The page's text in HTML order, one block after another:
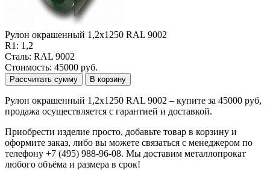
Рулон окрашенный 1,2х1250 RAL 9002
R1: 1,2
Сталь: RAL 9002
Стоимость: 45000 руб.
Рассчитать сумму В корзину
Рулон окрашенный 1,2х1250 RAL 9002 – купите за 45000 руб,
продажа осуществляется с гарантией и доставкой.
Приобрести изделие просто, добавьте товар в корзину и
оформите заказ, либо вы можете связаться с менеджером по
телефону +7 (495) 988-96-08. Мы доставим металлопрокат
любого объёма и размера в срок!